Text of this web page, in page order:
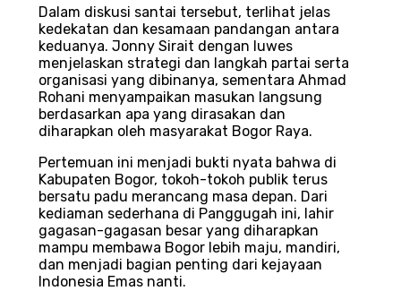
Dalam diskusi santai tersebut, terlihat jelas
kedekatan dan kesamaan pandangan antara
keduanya. Jonny Sirait dengan luwes
menjelaskan strategi dan langkah partai serta
organisasi yang dibinanya, sementara Ahmad
Rohani menyampaikan masukan langsung
berdasarkan apa yang dirasakan dan
diharapkan oleh masyarakat Bogor Raya.
Pertemuan ini menjadi bukti nyata bahwa di
Kabupaten Bogor, tokoh-tokoh publik terus
bersatu padu merancang masa depan. Dari
kediaman sederhana di Panggugah ini, lahir
gagasan-gagasan besar yang diharapkan
mampu membawa Bogor lebih maju, mandiri,
dan menjadi bagian penting dari kejayaan
Indonesia Emas nanti.